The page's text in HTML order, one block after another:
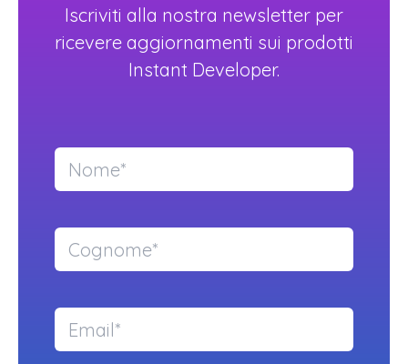
Iscriviti alla nostra newsletter per
ricevere aggiornamenti sui prodotti
Instant Developer.